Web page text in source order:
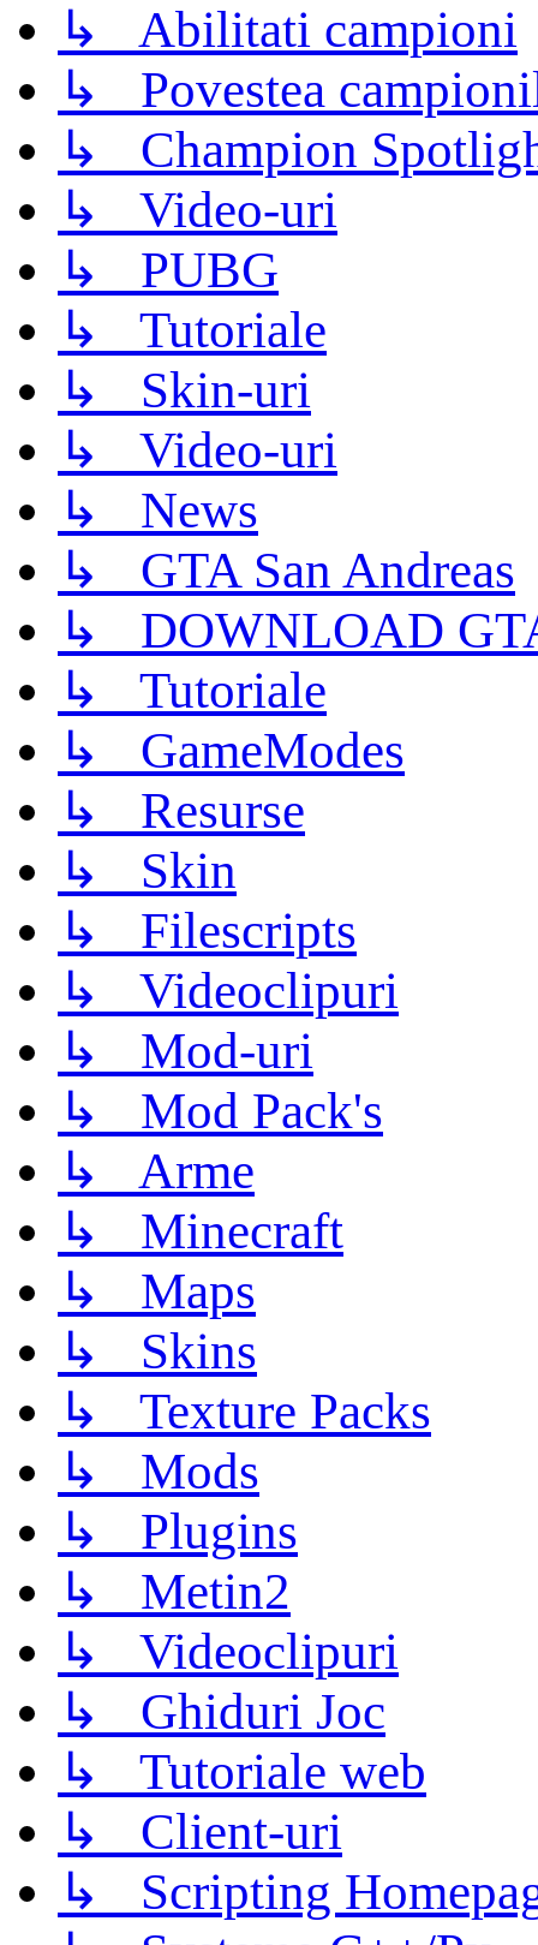
↳ Abilitati campioni
↳ Povestea
↳ Champion
↳ Video-uri
↳ PUBG
↳ Tutoriale
↳ Skin-uri
↳ Video-uri
↳ News
↳ GTA San Andreas
↳ DOWNLOAD
↳ Tutoriale
↳ GameModes
↳ Resurse
↳ Skin
↳ Filescripts
↳ Videoclipuri
↳ Mod-uri
↳ Mod Pack's
↳ Arme
↳ Minecraft
↳ Maps
↳ Skins
↳ Texture Packs
↳ Mods
↳ Plugins
↳ Metin2
↳ Videoclipuri
↳ Ghiduri Joc
↳ Tutoriale web
↳ Client-uri
↳ Scripting